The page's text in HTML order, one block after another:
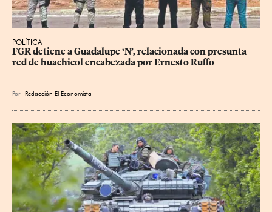
POLÍTICA
FGR detiene a Guadalupe ‘N’, relacionada con presunta
red de huachicol encabezada por Ernesto Ruffo
Por Redacción El Economista